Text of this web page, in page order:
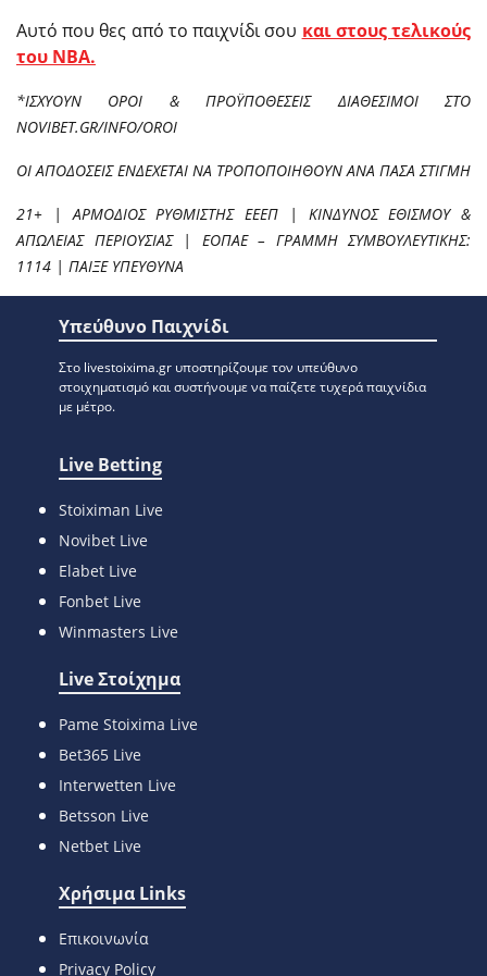
Αυτό που θες από το παιχνίδι σου και στους τελικούς
του ΝΒΑ.
*ΙΣΧΥΟΥΝ ΟΡΟΙ & ΠΡΟΫΠΟΘΕΣΕΙΣ ΔΙΑΘΕΣΙΜΟΙ ΣΤΟ
NOVIBET.GR/INFO/OROI
ΟΙ ΑΠΟΔΟΣΕΙΣ ΕΝΔΕΧΕΤΑΙ ΝΑ ΤΡΟΠΟΠΟΙΗΘΟΥΝ ΑΝΑ ΠΑΣΑ ΣΤΙΓΜΗ
21+ | ΑΡΜΟΔΙΟΣ ΡΥΘΜΙΣΤΗΣ ΕΕΕΠ | ΚΙΝΔΥΝΟΣ ΕΘΙΣΜΟΥ &
ΑΠΩΛΕΙΑΣ ΠΕΡΙΟΥΣΙΑΣ | ΕΟΠΑΕ – ΓΡΑΜΜΗ ΣΥΜΒΟΥΛΕΥΤΙΚΗΣ:
1114 | ΠΑΙΞΕ ΥΠΕΥΘΥΝΑ
Υπεύθυνο Παιχνίδι
Στο livestoixima.gr υποστηρίζουμε τον υπεύθυνο
στοιχηματισμό και συστήνουμε να παίζετε τυχερά παιχνίδια
με μέτρο.
Live Betting
Stoiximan Live
Novibet Live
Elabet Live
Fonbet Live
Winmasters Live
Live Στοίχημα
Pame Stoixima Live
Bet365 Live
Interwetten Live
Betsson Live
Netbet Live
Χρήσιμα Links
Επικοινωνία
Privacy Policy